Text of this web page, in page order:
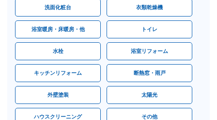
洗面化粧台 衣類乾燥機
浴室暖房・床暖房・他 トイレ
水栓 浴室リフォーム
キッチンリフォーム 断熱窓・雨戸
外壁塗装 太陽光
ハウスクリーニング その他